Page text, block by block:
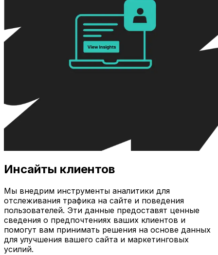
Инсайты клиентов
Мы внедрим инструменты аналитики для
отслеживания трафика на сайте и поведения
пользователей. Эти данные предоставят ценные
сведения о предпочтениях ваших клиентов и
помогут вам принимать решения на основе данных
для улучшения вашего сайта и маркетинговых
усилий.